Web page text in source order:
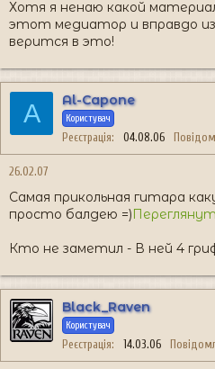
Хотя я ненаю какой
этот медиатор и вправдо
верится в это!
A Al-Capone
Користувач
Реєстрація 04.08.06
26.02.07
Самая прикольная гитара
просто балдею =)
Кто не заметил - В ней 4
Black_Raven
Користувач
Реєстрація 14.03.06